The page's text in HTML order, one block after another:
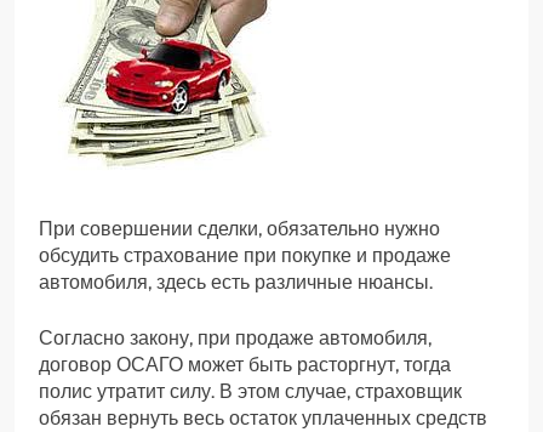
При совершении сделки, обязательно нужно
обсудить страхование при покупке и продаже
автомобиля, здесь есть различные нюансы.
Согласно закону, при продаже автомобиля,
договор ОСАГО может быть расторгнут, тогда
полис утратит силу. В этом случае, страховщик
обязан вернуть весь остаток уплаченных средств